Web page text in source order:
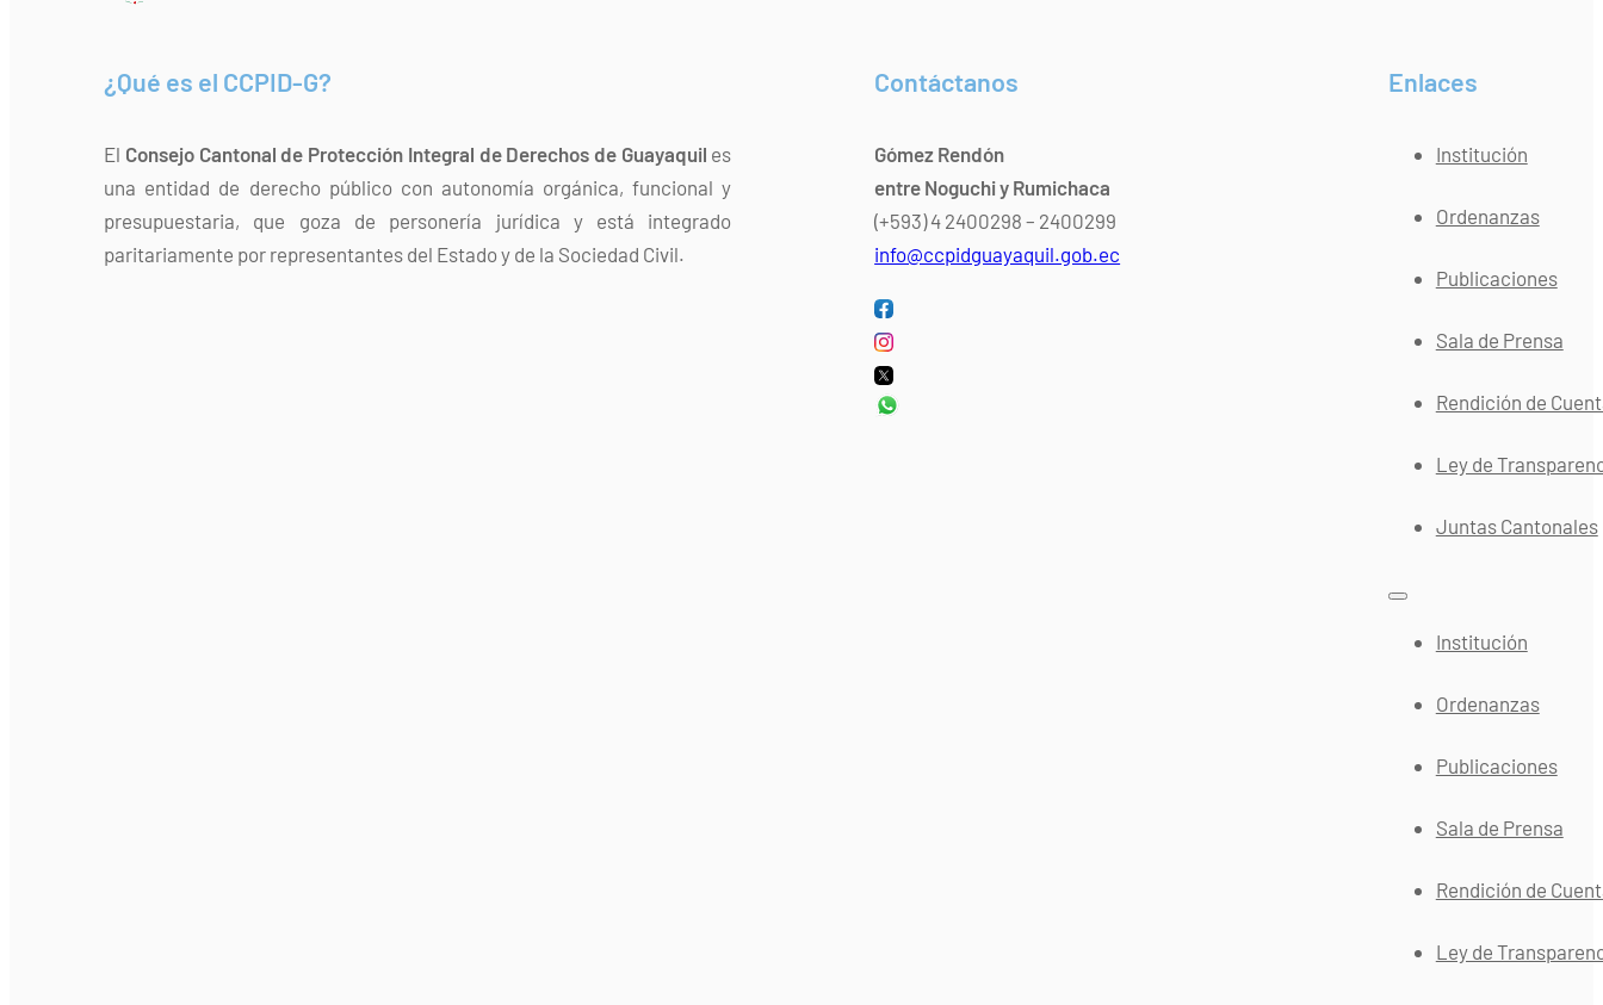
¿Qué es el CCPID-G?
El Consejo Cantonal de Protección Integral de Derechos de Guayaquil es
una entidad de derecho público con autonomía orgánica, funcional y
presupuestaria, que goza de personería jurídica y está integrado
paritariamente por representantes del Estado y de la Sociedad Civil.
Contáctanos
Gómez Rendón
entre Noguchi y Rumichaca
(+593) 4 2400298 – 2400299
info@ccpidguayaquil.gob.ec
Enlaces
Institución
Ordenanzas
Publicaciones
Sala de Prensa
Rendición de
Ley de
Juntas Cantonales
Institución
Ordenanzas
Publicaciones
Sala de Prensa
Rendición de
Ley de